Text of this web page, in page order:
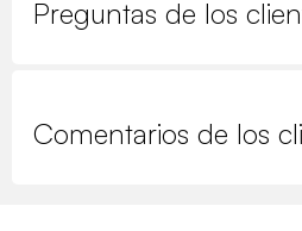
Preguntas de los
Comentarios de los